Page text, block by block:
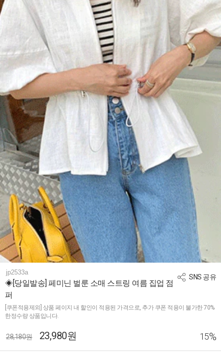
SNS 공유
jp2533a
◈[당일발송] 페미닌 벌룬 소매 스트링 여름 집업 점
퍼
[쿠폰적용제외] 상품 페이지 내 할인이 적용된 가격으로, 추가 쿠폰 적용이 불가한 70%
한정수량 상품입니다.
28,180원 23,980원 15%